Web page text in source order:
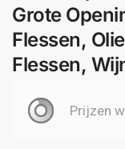
Grote
Flessen,
Flessen,